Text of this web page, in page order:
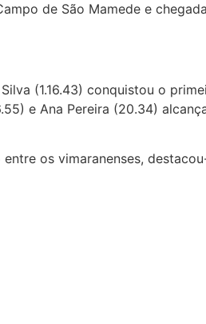
de São Mamede e
(1.16.43) conquistou o
e Ana Pereira (20.34)
os vimaranenses,